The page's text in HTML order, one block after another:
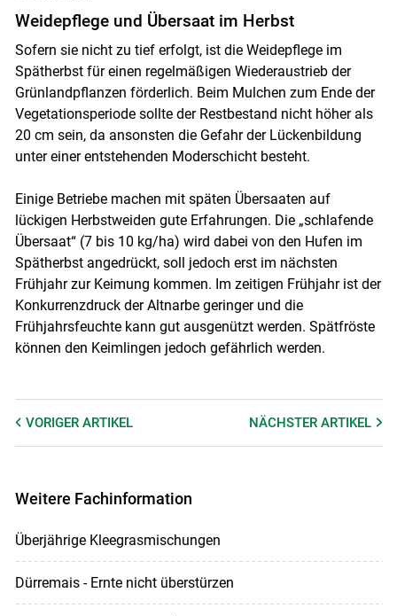
Weidepflege und Übersaat im Herbst
Sofern sie nicht zu tief erfolgt, ist die Weidepflege im
Spätherbst für einen regelmäßigen Wiederaustrieb der
Grünlandpflanzen förderlich. Beim Mulchen zum Ende der
Vegetationsperiode sollte der Restbestand nicht höher als
20 cm sein, da ansonsten die Gefahr der Lückenbildung
unter einer entstehenden Moderschicht besteht.
Einige Betriebe machen mit späten Übersaaten auf
lückigen Herbstweiden gute Erfahrungen. Die „schlafende
Übersaat“ (7 bis 10 kg/ha) wird dabei von den Hufen im
Spätherbst angedrückt, soll jedoch erst im nächsten
Frühjahr zur Keimung kommen. Im zeitigen Frühjahr ist der
Konkurrenzdruck der Altnarbe geringer und die
Frühjahrsfeuchte kann gut ausgenützt werden. Spätfröste
können den Keimlingen jedoch gefährlich werden.
VORIGER ARTIKEL NÄCHSTERARTIKEL
Weitere Fachinformation
Überjährige Kleegrasmischungen
Dürremais - Ernte nicht überstürzen